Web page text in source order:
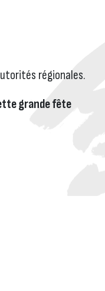
régionales.
grande fête